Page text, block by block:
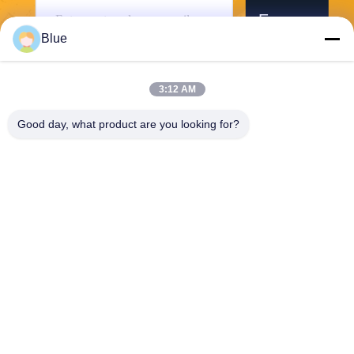
Envoyer
Blue
3:12 AM
Good day, what product are you looking for?